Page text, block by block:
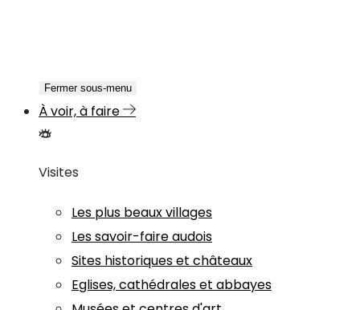
Fermer sous-menu
À voir, à faire
Visites
Les plus beaux villages
Les savoir-faire audois
Sites historiques et châteaux
Eglises, cathédrales et abbayes